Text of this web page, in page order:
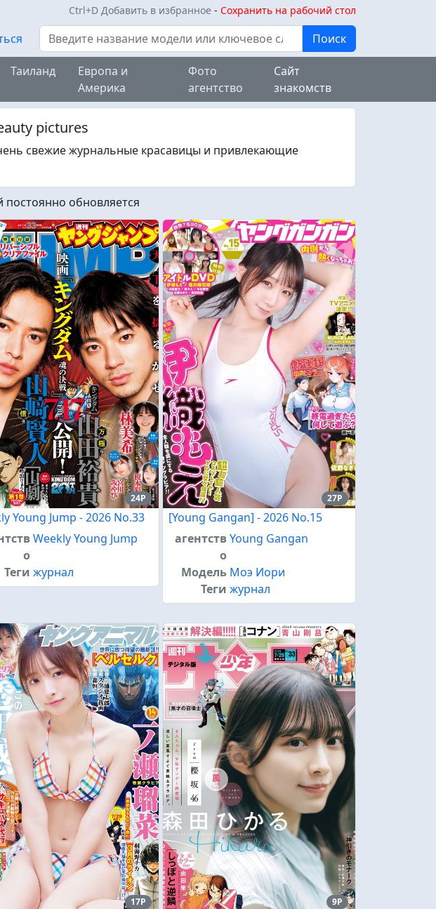
Ctrl+D Добавить в избранное - Сохранить на рабочий стол
Поиск Поиск
Таиланд
Европа и
Америка
Фото
агентство
Сайт
знакомств
pictures
свежие журнальные красавицы и привлекающие
постоянно обновляется
24P
Young Jump - 2026 No.33
о
Weekly Young Jump
Теги журнал
27P
[Young Gangan] - 2026 No.15
агентств
о
Young Gangan
Модель Моэ Иори
Теги журнал
17P 9P